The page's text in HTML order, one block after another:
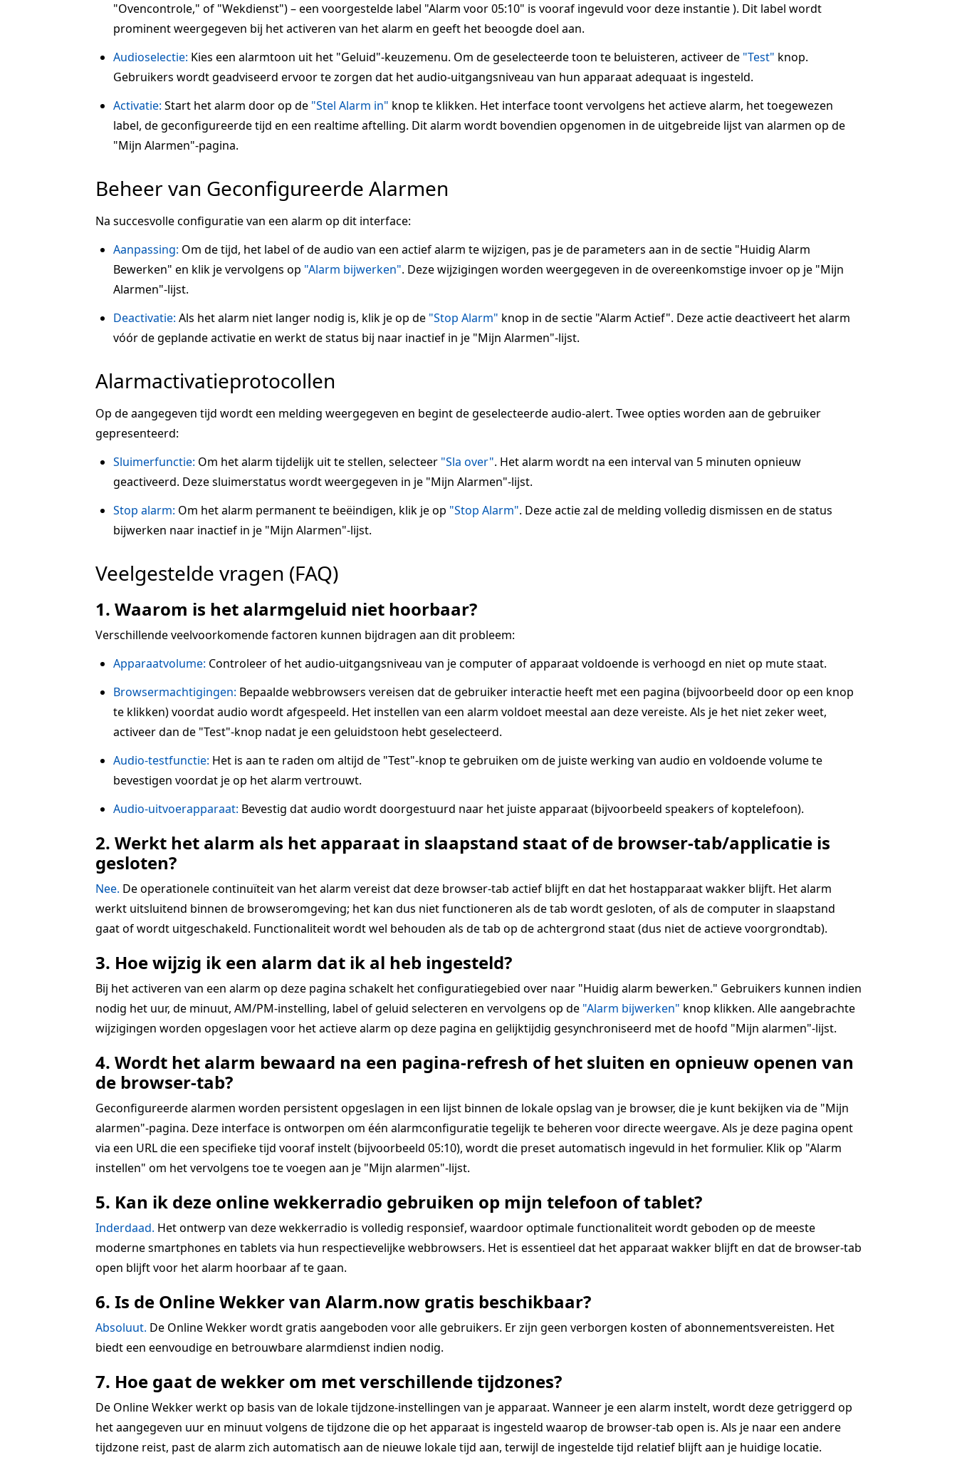
"Ovencontrole," of "Wekdienst") – een voorgestelde label "Alarm voor 05:10" is vooraf ingevuld voor deze instantie ). Dit label wordt
prominent weergegeven bij het activeren van het alarm en geeft het beoogde doel aan.
Audioselectie: Kies een alarmtoon uit het "Geluid"-keuzemenu. Om de geselecteerde toon te beluisteren, activeer de "Test" knop.
Gebruikers wordt geadviseerd ervoor te zorgen dat het audio-uitgangsniveau van hun apparaat adequaat is ingesteld.
Activatie: Start het alarm door op de "Stel Alarm in" knop te klikken. Het interface toont vervolgens het actieve alarm, het toegewezen
label, de geconfigureerde tijd en een realtime aftelling. Dit alarm wordt bovendien opgenomen in de uitgebreide lijst van alarmen op de
"Mijn Alarmen"-pagina.
Beheer van Geconfigureerde Alarmen
Na succesvolle configuratie van een alarm op dit interface:
Aanpassing: Om de tijd, het label of de audio van een actief alarm te wijzigen, pas je de parameters aan in de sectie "Huidig Alarm
Bewerken" en klik je vervolgens op "Alarm bijwerken". Deze wijzigingen worden weergegeven in de overeenkomstige invoer op je "Mijn
Alarmen"-lijst.
Deactivatie: Als het alarm niet langer nodig is, klik je op de "Stop Alarm" knop in de sectie "Alarm Actief". Deze actie deactiveert het alarm
vóór de geplande activatie en werkt de status bij naar inactief in je "Mijn Alarmen"-lijst.
Alarmactivatieprotocollen
Op de aangegeven tijd wordt een melding weergegeven en begint de geselecteerde audio-alert. Twee opties worden aan de gebruiker
gepresenteerd:
Sluimerfunctie: Om het alarm tijdelijk uit te stellen, selecteer "Sla over". Het alarm wordt na een interval van 5 minuten opnieuw
geactiveerd. Deze sluimerstatus wordt weergegeven in je "Mijn Alarmen"-lijst.
Stop alarm: Om het alarm permanent te beëindigen, klik je op "Stop Alarm". Deze actie zal de melding volledig dismissen en de status
bijwerken naar inactief in je "Mijn Alarmen"-lijst.
Veelgestelde vragen (FAQ)
1. Waarom is het alarmgeluid niet hoorbaar?
Verschillende veelvoorkomende factoren kunnen bijdragen aan dit probleem:
Apparaatvolume: Controleer of het audio-uitgangsniveau van je computer of apparaat voldoende is verhoogd en niet op mute staat.
Browsermachtigingen: Bepaalde webbrowsers vereisen dat de gebruiker interactie heeft met een pagina (bijvoorbeeld door op een knop
te klikken) voordat audio wordt afgespeeld. Het instellen van een alarm voldoet meestal aan deze vereiste. Als je het niet zeker weet,
activeer dan de "Test"-knop nadat je een geluidstoon hebt geselecteerd.
Audio-testfunctie: Het is aan te raden om altijd de "Test"-knop te gebruiken om de juiste werking van audio en voldoende volume te
bevestigen voordat je op het alarm vertrouwt.
Audio-uitvoerapparaat: Bevestig dat audio wordt doorgestuurd naar het juiste apparaat (bijvoorbeeld speakers of koptelefoon).
2. Werkt het alarm als het apparaat in slaapstand staat of de browser-tab/applicatie is
gesloten?
Nee. De operationele continuïteit van het alarm vereist dat deze browser-tab actief blijft en dat het hostapparaat wakker blijft. Het alarm
werkt uitsluitend binnen de browseromgeving; het kan dus niet functioneren als de tab wordt gesloten, of als de computer in slaapstand
gaat of wordt uitgeschakeld. Functionaliteit wordt wel behouden als de tab op de achtergrond staat (dus niet de actieve voorgrondtab).
3. Hoe wijzig ik een alarm dat ik al heb ingesteld?
Bij het activeren van een alarm op deze pagina schakelt het configuratiegebied over naar "Huidig alarm bewerken." Gebruikers kunnen indien
nodig het uur, de minuut, AM/PM-instelling, label of geluid selecteren en vervolgens op de "Alarm bijwerken" knop klikken. Alle aangebrachte
wijzigingen worden opgeslagen voor het actieve alarm op deze pagina en gelijktijdig gesynchroniseerd met de hoofd "Mijn alarmen"-lijst.
4. Wordt het alarm bewaard na een pagina-refresh of het sluiten en opnieuw openen van
de browser-tab?
Geconfigureerde alarmen worden persistent opgeslagen in een lijst binnen de lokale opslag van je browser, die je kunt bekijken via de "Mijn
alarmen"-pagina. Deze interface is ontworpen om één alarmconfiguratie tegelijk te beheren voor directe weergave. Als je deze pagina opent
via een URL die een specifieke tijd vooraf instelt (bijvoorbeeld 05:10), wordt die preset automatisch ingevuld in het formulier. Klik op "Alarm
instellen" om het vervolgens toe te voegen aan je "Mijn alarmen"-lijst.
5. Kan ik deze online wekkerradio gebruiken op mijn telefoon of tablet?
Inderdaad. Het ontwerp van deze wekkerradio is volledig responsief, waardoor optimale functionaliteit wordt geboden op de meeste
moderne smartphones en tablets via hun respectievelijke webbrowsers. Het is essentieel dat het apparaat wakker blijft en dat de browser-tab
open blijft voor het alarm hoorbaar af te gaan.
6. Is de Online Wekker van Alarm.now gratis beschikbaar?
Absoluut. De Online Wekker wordt gratis aangeboden voor alle gebruikers. Er zijn geen verborgen kosten of abonnementsvereisten. Het
biedt een eenvoudige en betrouwbare alarmdienst indien nodig.
7. Hoe gaat de wekker om met verschillende tijdzones?
De Online Wekker werkt op basis van de lokale tijdzone-instellingen van je apparaat. Wanneer je een alarm instelt, wordt deze getriggerd op
het aangegeven uur en minuut volgens de tijdzone die op het apparaat is ingesteld waarop de browser-tab open is. Als je naar een andere
tijdzone reist, past de alarm zich automatisch aan de nieuwe lokale tijd aan, terwijl de ingestelde tijd relatief blijft aan je huidige locatie.